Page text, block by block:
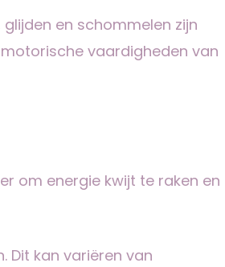
glijden en schommelen zijn
vaardigheden van
om energie kwijt te raken en
Dit kan variëren van